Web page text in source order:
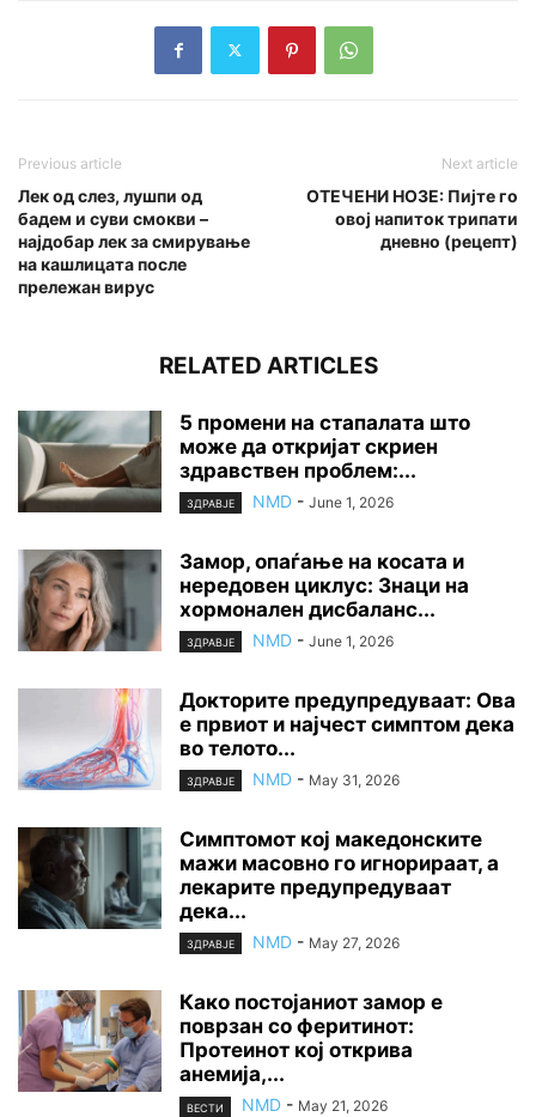
Previous article
Лек од слез, лушпи од
бадем и суви смокви –
најдобар лек за смирување
на кашлицата после
прележан вирус
Next article
ОТЕЧЕНИ НОЗЕ: Пијте го
овој напиток трипати
дневно (рецепт)
RELATED ARTICLES
5 промени на стапалата што
може да откријат скриен
здравствен проблем:...
ЗДРАВЈЕ NMD - June 1, 2026
Замор, опаѓање на косата и
нередовен циклус: Знаци на
хормонален дисбаланс...
ЗДРАВЈЕ NMD - June 1, 2026
Докторите предупредуваат: Ова
е првиот и најчест симптом дека
во телото...
ЗДРАВЈЕ NMD - May 31, 2026
Симптомот кој македонските
мажи масовно го игнорираат, а
лекарите предупредуваат
дека...
ЗДРАВЈЕ NMD - May 27, 2026
Како постојаниот замор е
поврзан со феритинот:
Протеинот кој открива
анемија,...
ВЕСТИ NMD - May 21, 2026